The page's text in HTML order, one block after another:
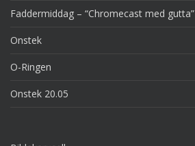
Faddermiddag – “Chromecast med gutta”
Onstek
O-Ringen
Onstek 20.05